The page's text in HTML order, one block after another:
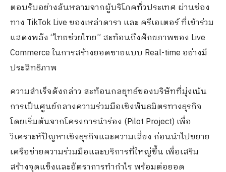
ตอบรับอย่างล้นหลามจากผู้บริโภคทั่วประเทศ ผ่านช่อง
ทาง TikTok Live ของเหล่าดารา และ ครีเอเตอร์ ที่เข้าร่วม
แสดงพลัง “ไทยช่วยไทย” สะท้อนถึงศักยภาพของ Live
Commerce ในการสร้างยอดขายแบบ Real-time อย่างมี
ประสิทธิภาพ
ความสำเร็จดังกล่าว สะท้อนกลยุทธ์ของบริษัทที่มุ่งเน้น
การเป็นศูนย์กลางความร่วมมือเชิงพันธมิตรทางธุรกิจ
โดยเริ่มต้นจากโครงการนำร่อง (Pilot Project) เพื่อ
วิเคราะห์ปัญหาเชิงธุรกิจและความเสี่ยง ก่อนนำไปขยาย
เครือข่ายความร่วมมือและบริการที่ใหญ่ขึ้น เพื่อเสริม
สร้างจุดแข็งและอัตราการทำกำไร พร้อมต่อยอด